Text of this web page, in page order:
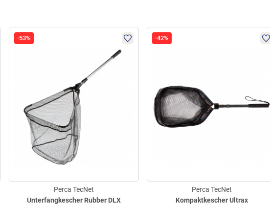
-53%
Unterfangkescher Rubber DLX
Perca TecNet
-42%
Kompaktkescher Ultrax
Perca TecNet